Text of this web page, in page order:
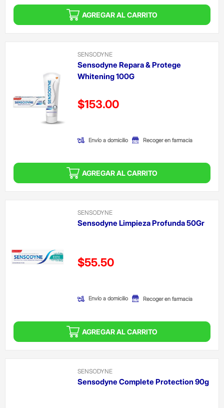
AGREGAR AL CARRITO
SENSODYNE
Sensodyne Repara & Protege
Whitening 100G
Precio reducido de
$153.00
Envío a domicilio Recoger en farmacia
AGREGAR AL CARRITO
SENSODYNE
Sensodyne Limpieza Profunda 50Gr
Precio reducido de
$55.50
Envío a domicilio Recoger en farmacia
AGREGAR AL CARRITO
SENSODYNE
Sensodyne Complete Protection 90g